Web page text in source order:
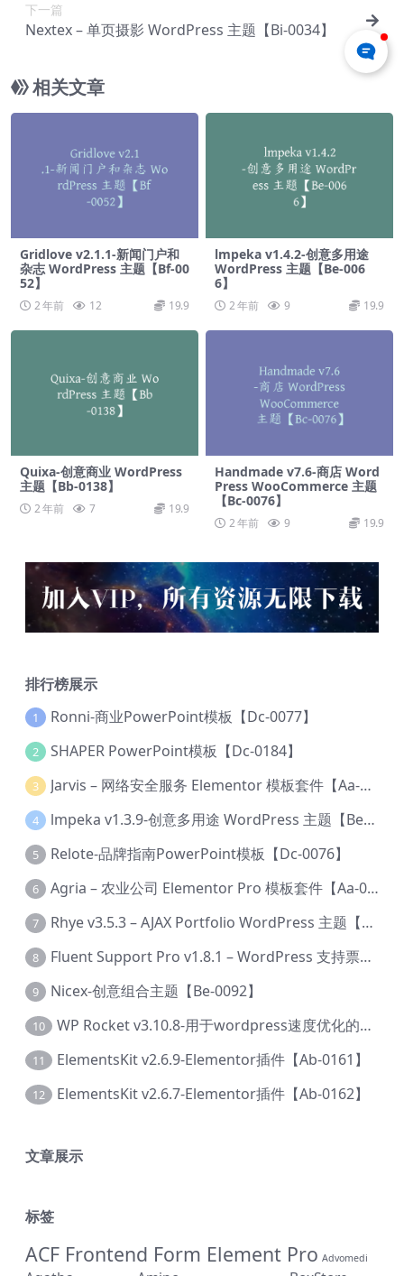
下一篇
Nextex – 单页摄影 WordPress 主题【Bi-0034】
相关文章
Gridlove v2.1.1-新闻门户和
杂志 WordPress 主题【Bf-00
52】
2 年前 12 19.9
lmpeka v1.4.2-创意多用途
WordPress 主题【Be-006
6】
2 年前 9 19.9
Quixa-创意商业 WordPress
主题【Bb-0138】
2 年前 7 19.9
Handmade v7.6-商店 Word
Press WooCommerce 主题
【Bc-0076】
2 年前 9 19.9
排行榜展示
1 Ronni-商业PowerPoint模板【Dc-0077】
2 SHAPER PowerPoint模板【Dc-0184】
3 Jarvis – 网络安全服务 Elementor 模板套件【Aa-0035】
4 lmpeka v1.3.9-创意多用途 WordPress 主题【Be-0064】
5 Relote-品牌指南PowerPoint模板【Dc-0076】
6 Agria – 农业公司 Elementor Pro 模板套件【Aa-0003】
7 Rhye v3.5.3 – AJAX Portfolio WordPress 主题【Bi-0049】
8 Fluent Support Pro v1.8.1 – WordPress 支持票务系统【Cc-0041】
9 Nicex-创意组合主题【Be-0092】
10 WP Rocket v3.10.8-用于wordpress速度优化的缓存加速插件【Cd-0019】
11 ElementsKit v2.6.9-Elementor插件【Ab-0161】
12 ElementsKit v2.6.7-Elementor插件【Ab-0162】
文章展示
标签
ACF Frontend Form Element Pro Advomedi